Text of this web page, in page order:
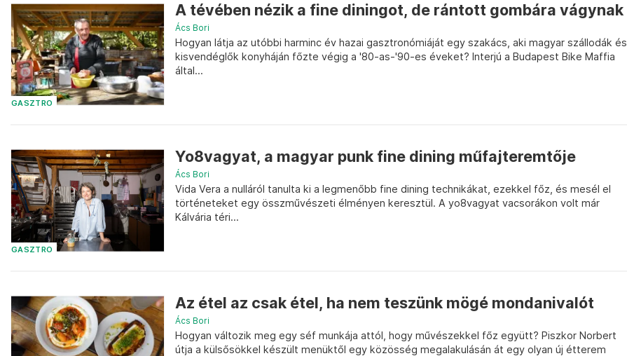
GASZTRO
A tévében nézik a fine diningot, de rántott gombára vágynak
Ács Bori
Hogyan látja az utóbbi harminc év hazai gasztronómiáját egy szakács, aki magyar szállodák és
kisvendéglők konyháján főzte végig a '80-as-'90-es éveket? Interjú a Budapest Bike Maffia
által...
GASZTRO
Yo8vagyat, a magyar punk fine dining műfajteremtője
Ács Bori
Vida Vera a nulláról tanulta ki a legmenőbb fine dining technikákat, ezekkel főz, és mesél el
történeteket egy összművészeti élményen keresztül. A yo8vagyat vacsorákon volt már
Kálvária téri...
Az étel az csak étel, ha nem teszünk mögé mondanivalót
Ács Bori
Hogyan változik meg egy séf munkája attól, hogy művészekkel főz együtt? Piszkor Norbert
útja a külsősökkel készült menüktől egy közösség megalakulásán át egy olyan új étterem